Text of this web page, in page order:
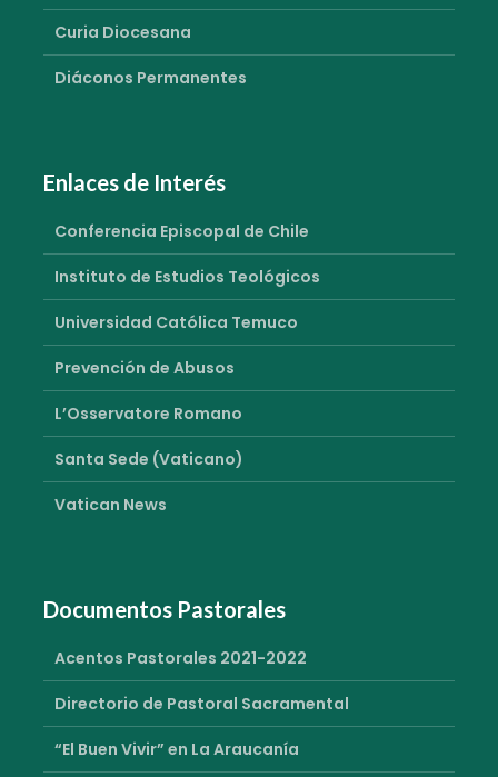
Curia Diocesana
Diáconos Permanentes
Enlaces de Interés
Conferencia Episcopal de Chile
Instituto de Estudios Teológicos
Universidad Católica Temuco
Prevención de Abusos
L’Osservatore Romano
Santa Sede (Vaticano)
Vatican News
Documentos Pastorales
Acentos Pastorales 2021-2022
Directorio de Pastoral Sacramental
“El Buen Vivir” en La Araucanía